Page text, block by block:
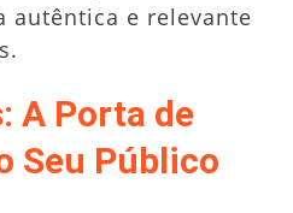
autêntica e relevante
A Porta de
Seu Público